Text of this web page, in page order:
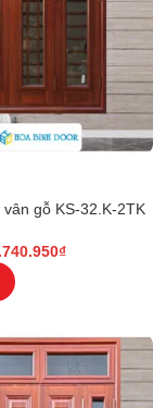
gỗ KS-32.K-2TK
₫